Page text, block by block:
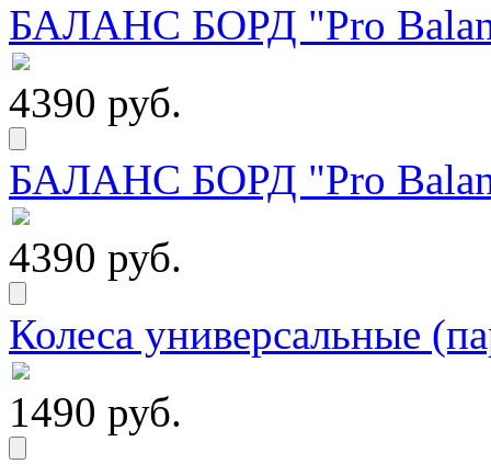
БАЛАНС БОРД "Pro
4390 руб.
БАЛАНС БОРД "Pro
4390 руб.
Колеса универсальные
1490 руб.